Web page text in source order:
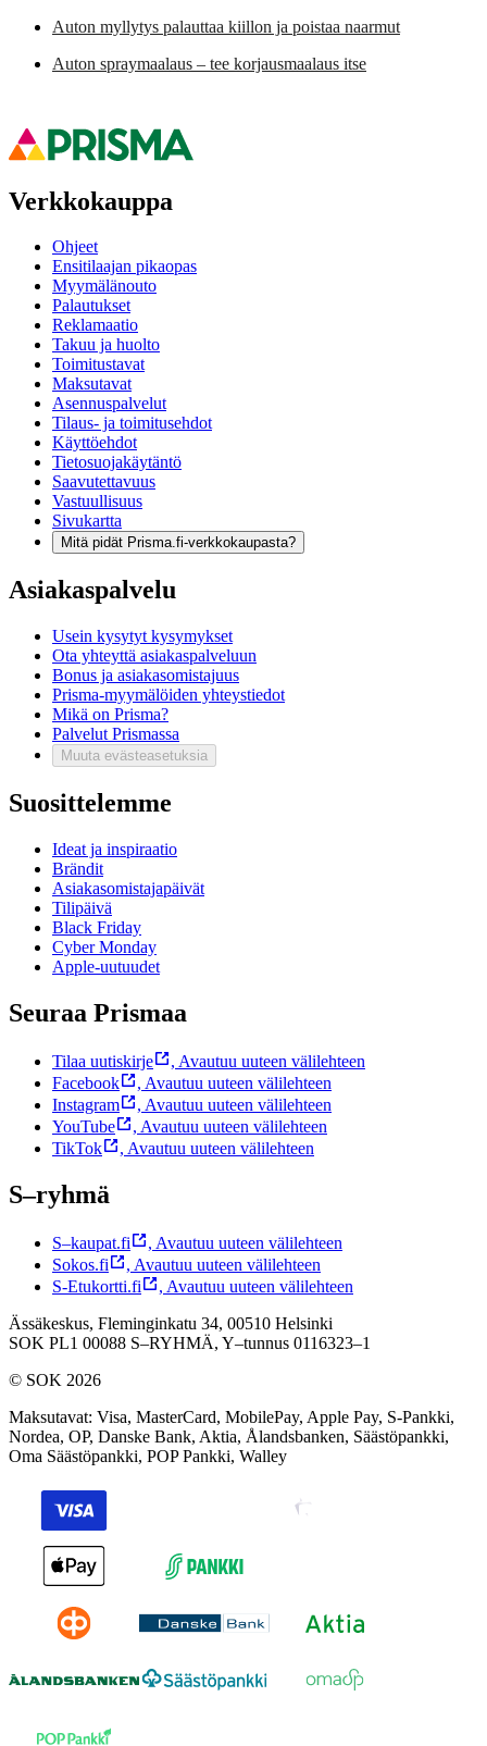
Auton myllytys palauttaa kiillon ja poistaa naarmut
Auton spraymaalaus – tee korjausmaalaus itse
Verkkokauppa
Ohjeet
Ensitilaajan pikaopas
Myymälänouto
Palautukset
Reklamaatio
Takuu ja huolto
Toimitustavat
Maksutavat
Asennuspalvelut
Tilaus- ja toimitusehdot
Käyttöehdot
Tietosuojakäytäntö
Saavutettavuus
Vastuullisuus
Sivukartta
Mitä pidät Prisma.fi-verkkokaupasta?
Asiakaspalvelu
Usein kysytyt kysymykset
Ota yhteyttä asiakaspalveluun
Bonus ja asiakasomistajuus
Prisma-myymälöiden yhteystiedot
Mikä on Prisma?
Palvelut Prismassa
Muuta evästeasetuksia
Suosittelemme
Ideat ja inspiraatio
Brändit
Asiakasomistajapäivät
Tilipäivä
Black Friday
Cyber Monday
Apple-uutuudet
Seuraa Prismaa
Tilaa uutiskirje , Avautuu uuteen välilehteen
Facebook
, Avautuu uuteen välilehteen
Instagram
, Avautuu uuteen välilehteen
YouTube
, Avautuu uuteen välilehteen
TikTok
, Avautuu uuteen välilehteen
S–ryhmä
S–kaupat.fi , Avautuu uuteen välilehteen
Sokos.fi
, Avautuu uuteen välilehteen
S-Etukortti.fi
, Avautuu uuteen välilehteen
Ässäkeskus, Fleminginkatu 34, 00510 Helsinki
SOK PL1 00088 S–RYHMÄ, Y–tunnus 0116323–1
© SOK 2026
Maksutavat: Visa, MasterCard, MobilePay, Apple Pay, S-Pankki,
Nordea, OP, Danske Bank, Aktia, Ålandsbanken, Säästöpankki,
Oma Säästöpankki, POP Pankki, Walley